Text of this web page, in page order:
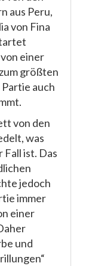
aus Peru,
von Fina
einer
größten
auch
von den
was
ist. Das
jedoch
immer
einer
und